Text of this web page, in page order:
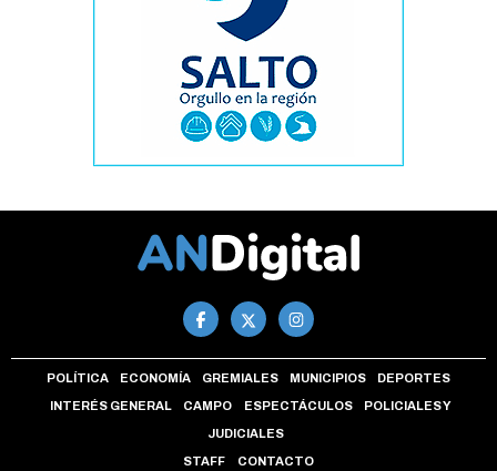
POLÍTICA ECONOMÍA GREMIALES MUNICIPIOS DEPORTES
INTERÉS GENERAL CAMPO ESPECTÁCULOS POLICIALES Y
JUDICIALES
STAFF CONTACTO